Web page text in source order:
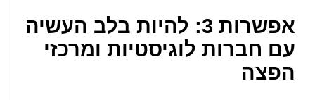
אפשרות 3: להיות בלב העשיה
עם חברות לוגיסטיות ומרכזי
הפצה